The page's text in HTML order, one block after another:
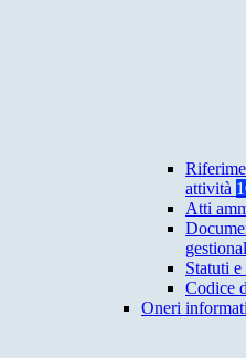
attività
Atti
Statuti
Codice
Oneri